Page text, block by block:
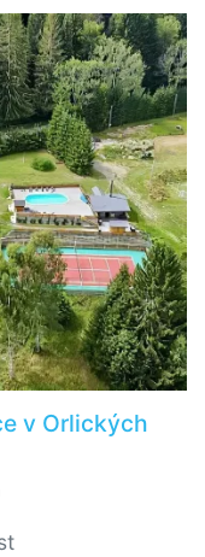
v Orlických